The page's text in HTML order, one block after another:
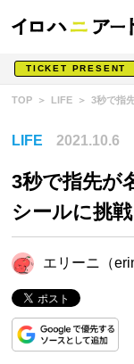
TICKET PRESENT
TOP LIFE 3秒で指
LIFE 2021.10.6
3秒で指先が
シールに挑
エリーニ（